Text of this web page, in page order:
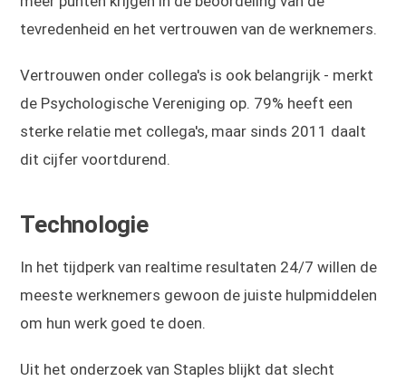
tevredenheid en het vertrouwen van de werknemers.
Vertrouwen onder collega's is ook belangrijk - merkt
de Psychologische Vereniging op. 79% heeft een
sterke relatie met collega's, maar sinds 2011 daalt
dit cijfer voortdurend.
Technologie
In het tijdperk van realtime resultaten 24/7 willen de
meeste werknemers gewoon de juiste hulpmiddelen
om hun werk goed te doen.
Uit het onderzoek van Staples blijkt dat slecht